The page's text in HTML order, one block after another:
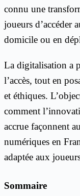
connu une
joueurs d’accéder
domicile ou en
La digitalisation a
l’accès, tout en
et éthiques.
comment
accrue façonnent
numériques en
adaptée aux
Sommaire